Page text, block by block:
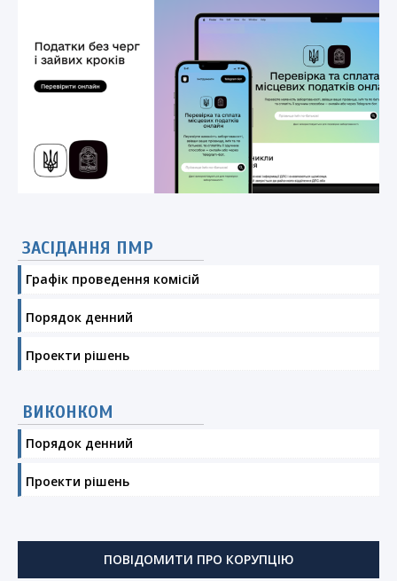
ЗАСІДАННЯ ПМР
Графік проведення комісій
Порядок денний
Проекти рішень
ВИКОНКОМ
Порядок денний
Проекти рішень
ПОВІДОМИТИ ПРО КОРУПЦІЮ